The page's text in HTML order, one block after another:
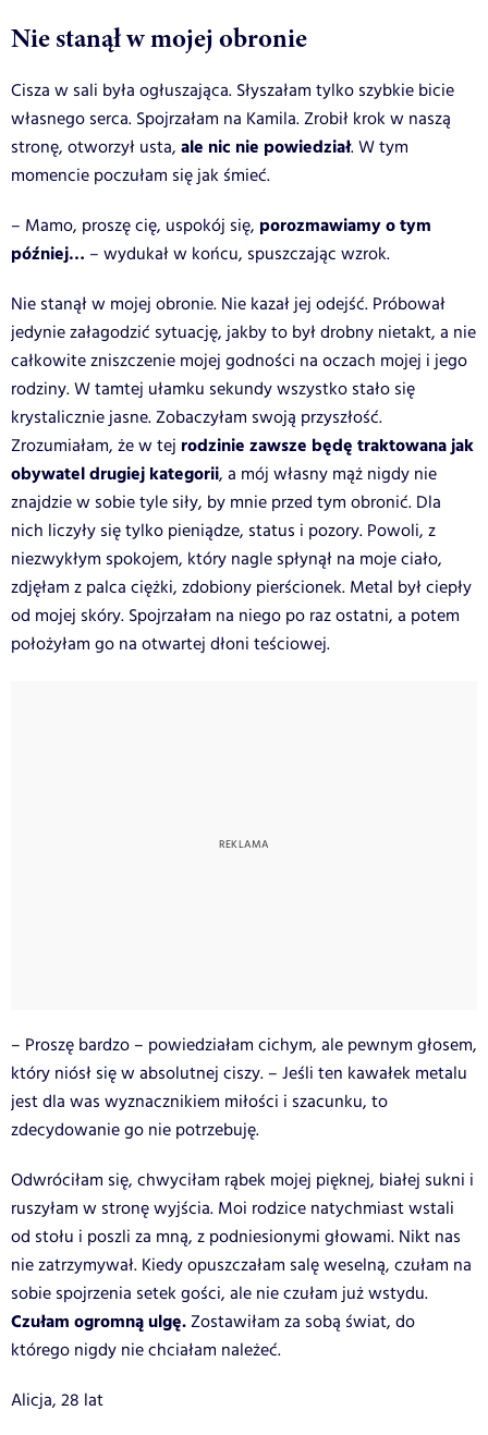
Nie stanął w mojej obronie
Cisza w sali była ogłuszająca. Słyszałam tylko szybkie bicie
własnego serca. Spojrzałam na Kamila. Zrobił krok w naszą
stronę, otworzył usta, ale nic nie powiedział. W tym
momencie poczułam się jak śmieć.
– Mamo, proszę cię, uspokój się, porozmawiamy o tym
później… – wydukał w końcu, spuszczając wzrok.
Nie stanął w mojej obronie. Nie kazał jej odejść. Próbował
jedynie załagodzić sytuację, jakby to był drobny nietakt, a nie
całkowite zniszczenie mojej godności na oczach mojej i jego
rodziny. W tamtej ułamku sekundy wszystko stało się
krystalicznie jasne. Zobaczyłam swoją przyszłość.
Zrozumiałam, że w tej rodzinie zawsze będę traktowana jak
obywatel drugiej kategorii, a mój własny mąż nigdy nie
znajdzie w sobie tyle siły, by mnie przed tym obronić. Dla
nich liczyły się tylko pieniądze, status i pozory. Powoli, z
niezwykłym spokojem, który nagle spłynął na moje ciało,
zdjęłam z palca ciężki, zdobiony pierścionek. Metal był ciepły
od mojej skóry. Spojrzałam na niego po raz ostatni, a potem
położyłam go na otwartej dłoni teściowej.
– Proszę bardzo – powiedziałam cichym, ale pewnym głosem,
który niósł się w absolutnej ciszy. – Jeśli ten kawałek metalu
jest dla was wyznacznikiem miłości i szacunku, to
zdecydowanie go nie potrzebuję.
Odwróciłam się, chwyciłam rąbek mojej pięknej, białej sukni i
ruszyłam w stronę wyjścia. Moi rodzice natychmiast wstali
od stołu i poszli za mną, z podniesionymi głowami. Nikt nas
nie zatrzymywał. Kiedy opuszczałam salę weselną, czułam na
sobie spojrzenia setek gości, ale nie czułam już wstydu.
Czułam ogromną ulgę.Zostawiłam za sobą świat, do
którego nigdy nie chciałam należeć.
Alicja, 28 lat